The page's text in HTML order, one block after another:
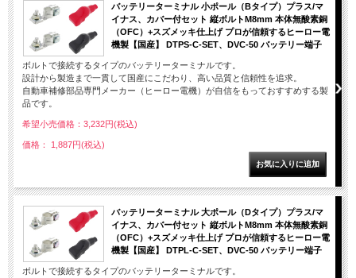
バッテリーターミナル 小ポール（Bタイプ）プラス/マ
イナス、カバー付セット 縦ボルトM8mm 本体無酸素銅
（OFC）+スズメッキ仕上げ プロが信頼するヒーロー電
機製【国産】 DTPS-C-SET、DVC-50 バッテリー端子
ボルトで接続するタイプのバッテリーターミナルです。
設計から製造まで一貫して国産にこだわり、高い品質と信頼性を追求。
自動車補修部品専門メーカー（ヒーロー電機）が自信をもっておすすめする製
品です。
希望小売価格：3,232円(税込)
価格： 1,887円(税込)
バッテリーターミナル 大ポール（Dタイプ）プラス/マ
イナス、カバー付セット 縦ボルトM8mm 本体無酸素銅
（OFC）+スズメッキ仕上げ プロが信頼するヒーロー電
機製【国産】 DTPL-C-SET、DVC-50 バッテリー端子
ボルトで接続するタイプのバッテリーターミナルです。